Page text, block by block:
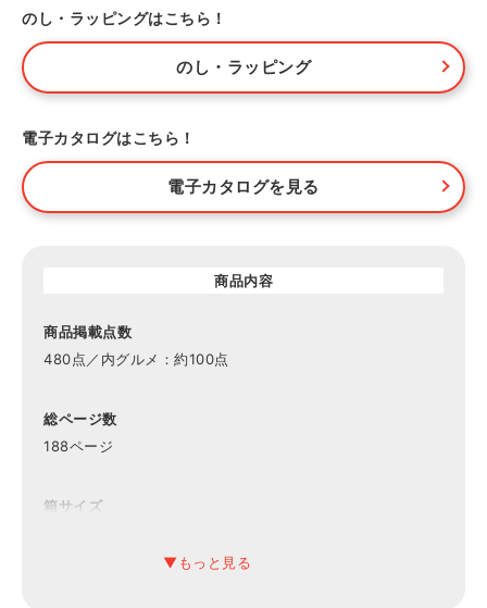
のし・ラッピングはこちら！
のし・ラッピング
電子カタログはこちら！
電子カタログを見る
商品内容
商品掲載点数
480点／内グルメ：約100点
総ページ数
188ページ
箱サイズ